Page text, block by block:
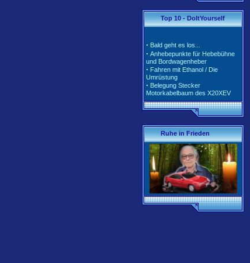
· Tarife und Klassen für
2020/2021
· Tarife und Klassen für
· Tarife und Klassen für
2017/2018
· Unterschiedliche Software der
Motorsteuerung inkl. Teile-Nr.
Top 10 - DoItYourself
Anhebepunkte für Hebebühne
und Bordwagenheber
· Fahren mit Ethanol / Die
Umrüstung
· Belegung Stecker
Motorkabelbaum des X20XEV
· Radlagerwechsel an der
Calibra 4x4 - Hinterachse
· Gerissene Krümmer beim
X20XEV- Ursache und Abhilfe
· Klimaanlage - So wird richtig
befüllt
· Anleitung zum Ausbau der
Pendelstütze (Querlenker/Stabi-
Bereich)
Anleitung zum Umbau des
Lenkrads auf das Corsa-B-
Facelift Modell
Anleitung zur Beleuchtung des
Schiebedachschalters mit LED
Ruhe in Frieden